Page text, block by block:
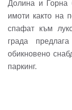
Долина и Горна
имоти както на
спафат към
града
обикновено
паркинг.